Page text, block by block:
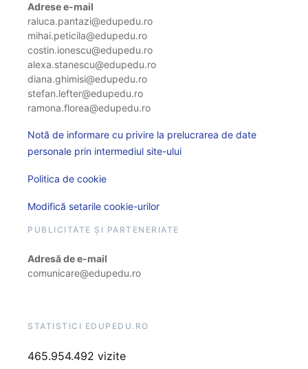
Adrese e-mail
raluca.pantazi@edupedu.ro
mihai.peticila@edupedu.ro
costin.ionescu@edupedu.ro
alexa.stanescu@edupedu.ro
diana.ghimisi@edupedu.ro
stefan.lefter@edupedu.ro
ramona.florea@edupedu.ro
Notă de informare cu privire la prelucrarea de date
personale prin intermediul site-ului
Politica de cookie
Modifică setarile cookie-urilor
PUBLICITATE ȘI PARTENERIATE
Adresă de e-mail
comunicare@edupedu.ro
STATISTICI EDUPEDU.RO
465.954.492 vizite